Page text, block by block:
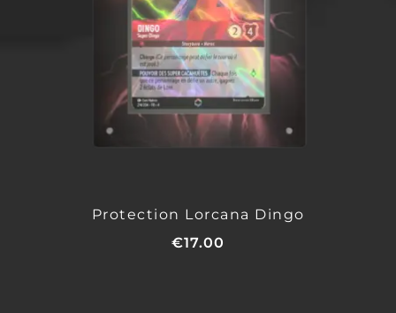
Protection Lorcana Dingo
€17.00